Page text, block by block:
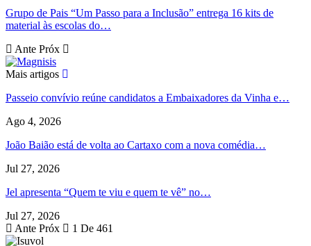
Grupo de Pais “Um Passo para a Inclusão” entrega 16 kits de
material às escolas do…
Ante Próx
Mais artigos
Passeio convívio reúne candidatos a Embaixadores da Vinha e…
Ago 4, 2026
João Baião está de volta ao Cartaxo com a nova comédia…
Jul 27, 2026
Jel apresenta “Quem te viu e quem te vê” no…
Jul 27, 2026
Ante Próx 1 De 461